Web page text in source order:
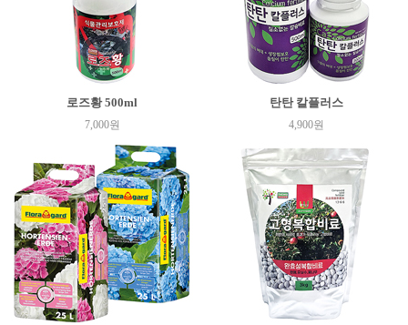
로즈황 500ml
7,000원
탄탄 칼플러스
4,900원